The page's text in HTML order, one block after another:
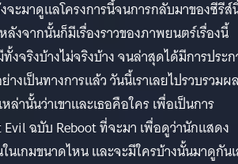
จะมาดูแลโครงการนี้จนการกลับมาของซีรีส์
ลังจากนั้นก็มีเรื่องราวของภาพยนตร์เรื่องนี้
งจริงบ้างไม่จริงบ้าง จนล่าสุดได้มีการประ
งเป็นทางการแล้ว วันนี้เราเลยไปรวบรวมผ
ล่านั้นว่าเขาและเธอคือใคร เพื่อเป็นการ
ฉบับ Reboot ที่จะมา เพื่อดูว่านักแสดง
นเกมขนาดไหน และจะมีใครบ้างนั้นมาดูกัน